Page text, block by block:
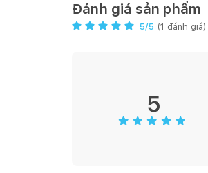
Đánh giá sản phẩm
5/5 (1 đánh giá)
5